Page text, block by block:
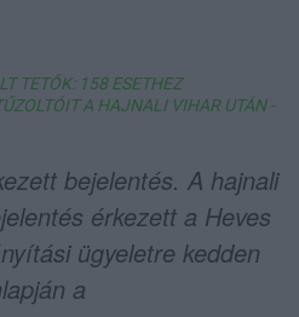
TETŐK: 158 ESETHEZ
A HAJNALI VIHAR UTÁN -
bejelentés. A hajnali
érkezett a Heves
ügyeletre kedden
a